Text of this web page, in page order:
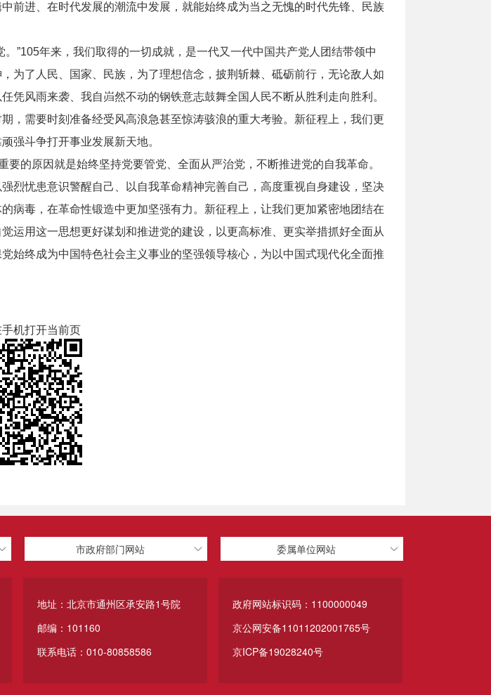
前进、在时代发展的潮流中发展，就能始终成为当之无愧的时代先锋、民族
年来，我们取得的一切成就，是一代又一代中国共产党人团结带领中
为了人民、国家、民族，为了理想信念，披荆斩棘、砥砺前行，无论敌人如
风雨来袭、我自岿然不动的钢铁意志鼓舞全国人民不断从胜利走向胜利。
，需要时刻准备经受风高浪急甚至惊涛骇浪的重大考验。新征程上，我们更
强斗争打开事业发展新天地。
的原因就是始终坚持党要管党、全面从严治党，不断推进党的自我革命。
烈忧患意识警醒自己、以自我革命精神完善自己，高度重视自身建设，坚决
病毒，在革命性锻造中更加坚强有力。新征程上，让我们更加紧密地团结在
运用这一思想更好谋划和推进党的建设，以更高标准、更实举措抓好全面从
始终成为中国特色社会主义事业的坚强领导核心，为以中国式现代化全面推
机打开当前页